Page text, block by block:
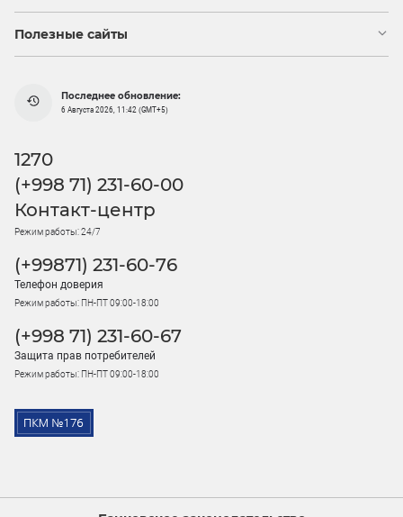
Полезные сайты
Последнее обновление:
6 Августа 2026, 11:42 (GMT+5)
1270
(+998 71) 231-60-00
Контакт-центр
Режим работы: 24/7
(+99871) 231-60-76
Телефон доверия
Режим работы: ПН-ПТ 09:00-18:00
(+998 71) 231-60-67
Защита прав потребителей
Режим работы: ПН-ПТ 09:00-18:00